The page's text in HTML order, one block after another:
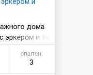
дома
эркером и те
спален:
3